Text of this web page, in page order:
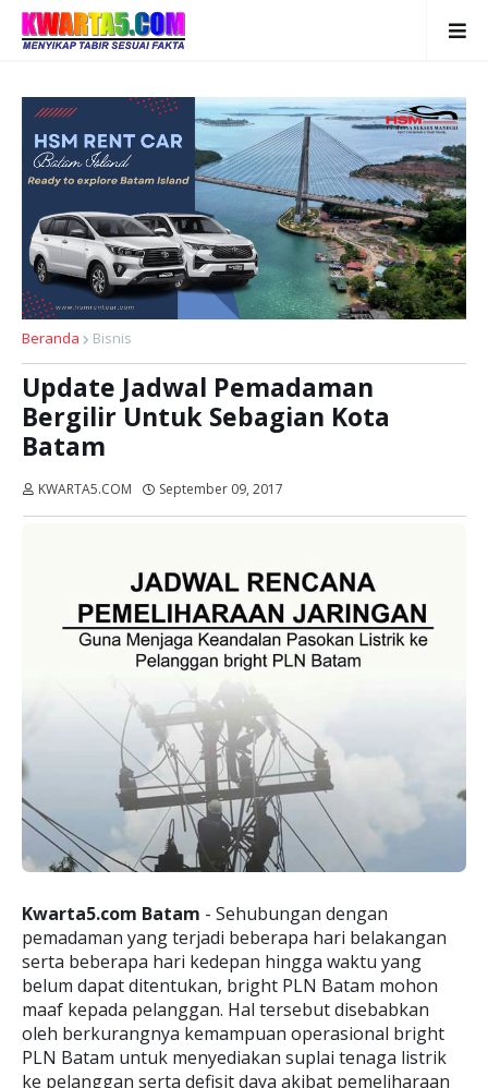
Beranda Bisnis
Update Jadwal Pemadaman
Bergilir Untuk Sebagian Kota
Batam
KWARTA5.COM September 09, 2017
Kwarta5.com Batam - Sehubungan dengan
pemadaman yang terjadi beberapa hari belakangan
serta beberapa hari kedepan hingga waktu yang
belum dapat ditentukan, bright PLN Batam mohon
maaf kepada pelanggan. Hal tersebut disebabkan
oleh berkurangnya kemampuan operasional bright
PLN Batam untuk menyediakan suplai tenaga listrik
ke pelanggan serta defisit daya akibat pemeliharaan